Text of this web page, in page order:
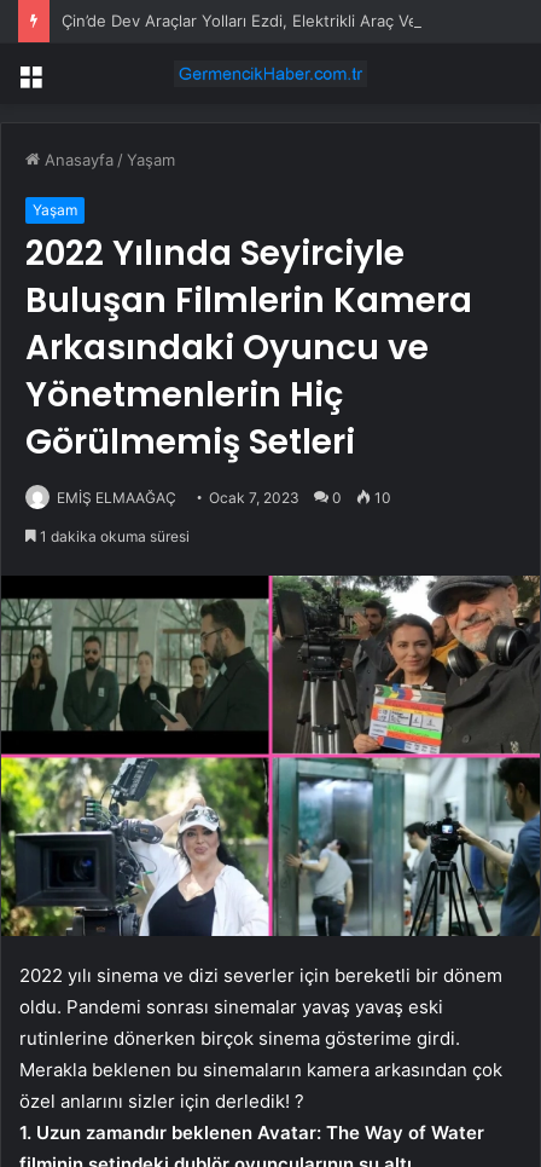
Menü
Anasayfa /Yaşam
Yaşam
2022 Yılında Seyirciyle
Buluşan Filmlerin Kamera
Arkasındaki Oyuncu ve
Yönetmenlerin Hiç
Görülmemiş Setleri
EMİŞ ELMAAĞAÇ Ocak 7, 2023 0 10
1 dakika okuma süresi
2022 yılı sinema ve dizi severler için bereketli bir dönem
oldu. Pandemi sonrası sinemalar yavaş yavaş eski
rutinlerine dönerken birçok sinema gösterime girdi.
Merakla beklenen bu sinemaların kamera arkasından çok
özel anlarını sizler için derledik! ?
1. Uzun zamandır beklenen Avatar: The Way of Water